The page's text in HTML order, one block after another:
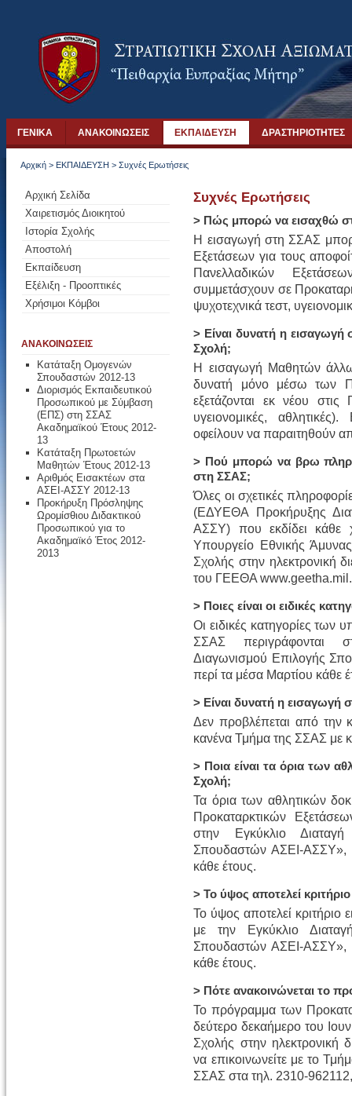
ΓΕΝΙΚΑ ΑΝΑΚΟΙΝΩΣΕΙΣ ΕΚΠΑΙΔΕΥΣΗ ΔΡΑΣΤΗΡΙΟΤΗΤΕΣ
Αρχική > ΕΚΠΑΙΔΕΥΣΗ >Συχνές Ερωτήσεις
Αρχική Σελίδα
Χαιρετισμός Διοικητού
Ιστορία Σχολής
Αποστολή
Εκπαίδευση
Εξέλιξη - Προοπτικές
Χρήσιμοι Κόμβοι
ΑΝΑΚΟΙΝΩΣΕΙΣ
Κατάταξη Ομογενών
Σπουδαστών 2012-13
Διορισμός Εκπαιδευτικού
Προσωπικού με Σύμβαση
(ΕΠΣ) στη ΣΣΑΣ
Ακαδημαϊκού Έτους 2012-
13
Κατάταξη Πρωτοετών
Μαθητών Έτους 2012-13
Αριθμός Εισακτέων στα
ΑΣΕΙ-ΑΣΣΥ 2012-13
Προκήρυξη Πρόσληψης
Ωρομίσθιου Διδακτικού
Προσωπικού για το
Ακαδημαϊκό Έτος 2012-
2013
Συχνές Ερωτήσεις
> Πώς μπορώ να εισαχθώ
Η εισαγωγή στη ΣΣΑΣ
Εξετάσεων για τους
Πανελλαδικών
συμμετάσχουν σε
ψυχοτεχνικά τεστ,
> Είναι δυνατή η
Σχολή;
Η εισαγωγή Μαθητών
δυνατή μόνο μέσω των
εξετάζονται εκ νέου στις
υγειονομικές,
οφείλουν να παραιτηθούν
> Πού μπορώ να βρω
στη ΣΣΑΣ;
Όλες οι σχετικές
(ΕΔΥΕΘΑ Προκήρυξης
ΑΣΣΥ) που εκδίδει κάθε
Υπουργείο Εθνικής
Σχολής στην ηλεκτρονική
του ΓΕΕΘΑ
> Ποιες είναι οι ειδικές
Οι ειδικές κατηγορίες
ΣΣΑΣ περιγράφονται
Διαγωνισμού Επιλογής
περί τα μέσα Μαρτίου κάθε
> Είναι δυνατή η
Δεν προβλέπεται από την
κανένα Τμήμα της ΣΣΑΣ με
> Ποια είναι τα όρια των
Σχολή;
Τα όρια των αθλητικών
Προκαταρκτικών
στην Εγκύκλιο
Σπουδαστών ΑΣΕΙ-ΑΣΣΥ»,
κάθε έτους.
> Το ύψος αποτελεί
Το ύψος αποτελεί κριτήριο
με την Εγκύκλιο
Σπουδαστών ΑΣΕΙ-ΑΣΣΥ»,
κάθε έτους.
> Πότε ανακοινώνεται το
Το πρόγραμμα των
δεύτερο δεκαήμερο του
Σχολής στην ηλεκτρονική
να επικοινωνείτε με το
ΣΣΑΣ στα τηλ. 2310-